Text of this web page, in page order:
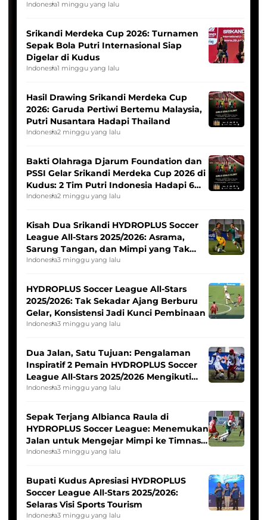
League
Indonesia1 minggu yang lalu
Srikandi Merdeka Cup 2026: Turnamen
Sepak Bola Putri Internasional Siap
Digelar di Kudus
Indonesia1 minggu yang lalu
Hasil Drawing Srikandi Merdeka Cup
2026: Garuda Pertiwi Bertemu Malaysia,
Putri Nusantara Hadapi Thailand
Indonesia2 minggu yang lalu
Bakti Olahraga Djarum Foundation dan
PSSI Gelar Srikandi Merdeka Cup 2026 di
Kudus: 2 Tim Putri Indonesia Hadapi 6
Tim Asia
Indonesia2 minggu yang lalu
Kisah Dua Srikandi HYDROPLUS Soccer
League All-Stars 2025/2026: Asrama,
Sarung Tangan, dan Mimpi yang Tak
Pernah Padam
Indonesia3 minggu yang lalu
HYDROPLUS Soccer League All-Stars
2025/2026: Tak Sekadar Ajang Berburu
Gelar, Konsistensi Jadi Kunci Pembinaan
Indonesia3 minggu yang lalu
Dua Jalan, Satu Tujuan: Pengalaman
Inspiratif 2 Pemain HYDROPLUS Soccer
League All-Stars 2025/2026 Mengikuti
Seleksi Timnas Indonesia Putri
Indonesia3 minggu yang lalu
Sepak Terjang Albianca Raula di
HYDROPLUS Soccer League: Menemukan
Jalan untuk Mengejar Mimpi ke Timnas
Indonesia Putri
Indonesia3 minggu yang lalu
Bupati Kudus Apresiasi HYDROPLUS
Soccer League All-Stars 2025/2026:
Selaras Visi Sports Tourism
Indonesia3 minggu yang lalu